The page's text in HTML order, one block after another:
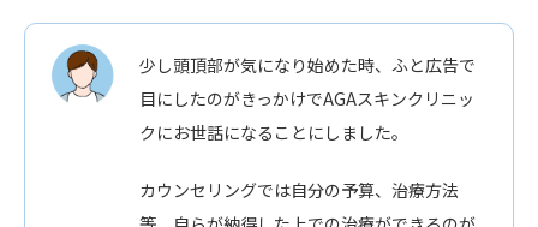
少し頭頂部が気になり始めた時、ふと広告で
目にしたのがきっかけでAGAスキンクリニッ
クにお世話になることにしました。
カウンセリングでは自分の予算、治療方法